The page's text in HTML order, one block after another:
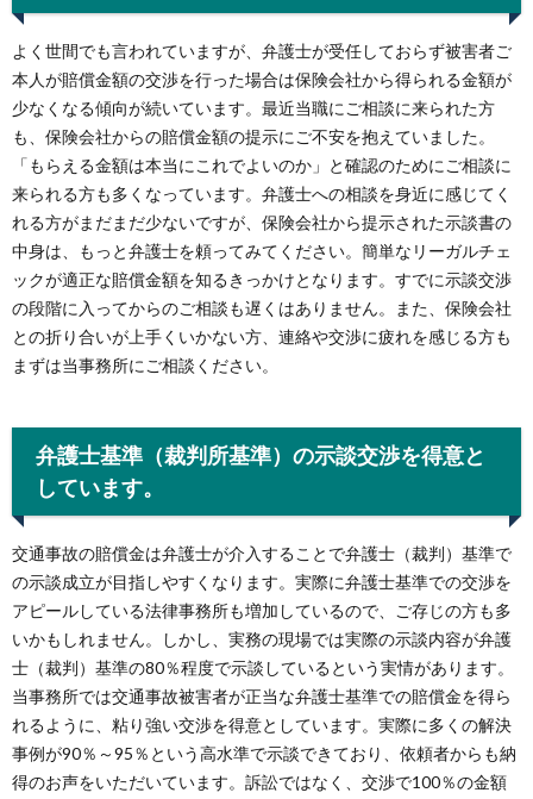
よく世間でも言われていますが、弁護士が受任しておらず被害者ご
本人が賠償金額の交渉を行った場合は保険会社から得られる金額が
少なくなる傾向が続いています。最近当職にご相談に来られた方
も、保険会社からの賠償金額の提示にご不安を抱えていました。
「もらえる金額は本当にこれでよいのか」と確認のためにご相談に
来られる方も多くなっています。弁護士への相談を身近に感じてく
れる方がまだまだ少ないですが、保険会社から提示された示談書の
中身は、もっと弁護士を頼ってみてください。簡単なリーガルチェ
ックが適正な賠償金額を知るきっかけとなります。すでに示談交渉
の段階に入ってからのご相談も遅くはありません。また、保険会社
との折り合いが上手くいかない方、連絡や交渉に疲れを感じる方も
まずは当事務所にご相談ください。
弁護士基準（裁判所基準）の示談交渉を得意と
しています。
交通事故の賠償金は弁護士が介入することで弁護士（裁判）基準で
の示談成立が目指しやすくなります。実際に弁護士基準での交渉を
アピールしている法律事務所も増加しているので、ご存じの方も多
いかもしれません。しかし、実務の現場では実際の示談内容が弁護
士（裁判）基準の80％程度で示談しているという実情があります。
当事務所では交通事故被害者が正当な弁護士基準での賠償金を得ら
れるように、粘り強い交渉を得意としています。実際に多くの解決
事例が90％～95％という高水準で示談できており、依頼者からも納
得のお声をいただいています。訴訟ではなく、交渉で100％の金額